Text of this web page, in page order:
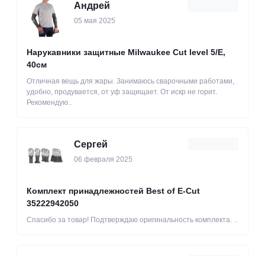
Андрей
05 мая 2025
Нарукавники защитные Milwaukee Cut level 5/Е,
40см
Отличная вещь для жары. Занимаюсь сварочными работами,
удобно, продувается, от уф защищает. От искр не горит.
Рекомендую..
Сергей
06 февраля 2025
Комплект принадлежностей Best of E-Cut
35222942050
Спасибо за товар! Подтверждаю оригинальность комплекта. ..